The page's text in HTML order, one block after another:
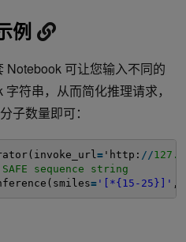
例
Notebook 可让您输入不同的
符串，从而简化推理请求，
子数量即可：
='http: / /127.0
sequence string
='[*{15-25}]'